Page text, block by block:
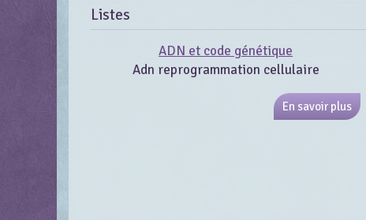
Listes
ADN et code génétique
Adn reprogrammation cellulaire
En savoir plus